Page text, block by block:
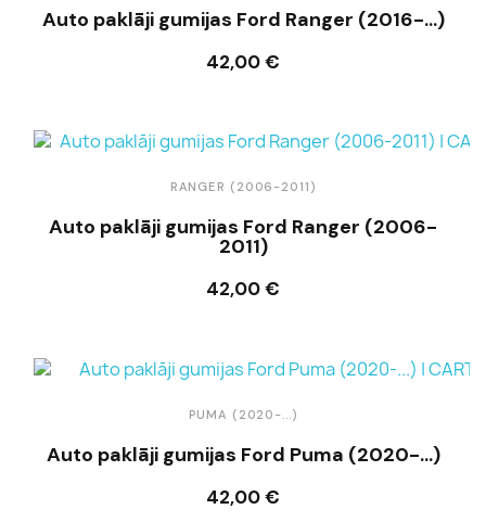
Auto paklāji gumijas Ford Ranger (2016-...)
42,00 €
Ielikt grozā
RANGER (2006-2011)
Auto paklāji gumijas Ford Ranger (2006-
2011)
42,00 €
Ielikt grozā
PUMA (2020-...)
Auto paklāji gumijas Ford Puma (2020-...)
42,00 €
Ielikt grozā